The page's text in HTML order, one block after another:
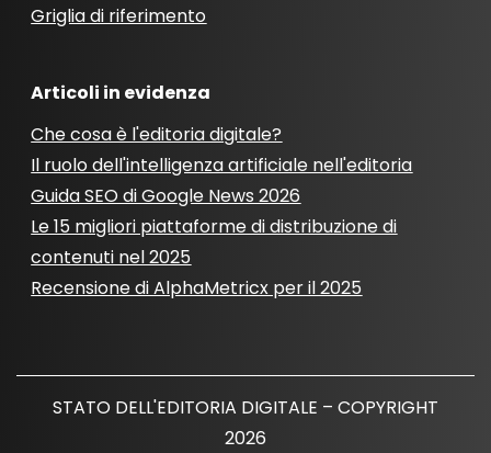
Griglia di riferimento
Articoli in evidenza
Che cosa è l'editoria digitale?
Il ruolo dell'intelligenza artificiale nell'editoria
Guida SEO di Google News 2026
Le 15 migliori piattaforme di distribuzione di
contenuti nel 2025
Recensione di AlphaMetricx per il 2025
STATO DELL'EDITORIA DIGITALE – COPYRIGHT
2026